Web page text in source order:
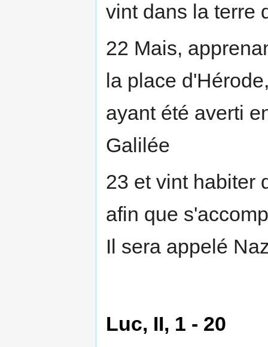
vint dans la terre
22 Mais,
la place
ayant été averti
Galilée
23 et vint habiter
afin que
Il sera appelé
Luc, II, 1 - 20